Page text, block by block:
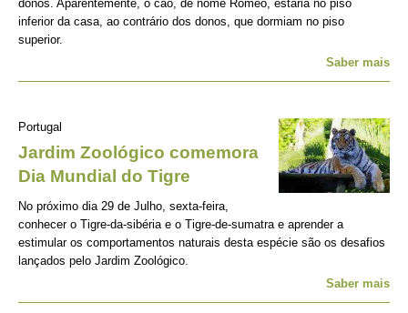
donos. Aparentemente, o cão, de nome Romeo, estaria no piso
inferior da casa, ao contrário dos donos, que dormiam no piso
superior.
Saber mais
Portugal
Jardim Zoológico comemora
Dia Mundial do Tigre
No próximo dia 29 de Julho, sexta-feira,
conhecer o Tigre-da-sibéria e o Tigre-de-sumatra e aprender a
estimular os comportamentos naturais desta espécie são os desafios
lançados pelo Jardim Zoológico.
Saber mais